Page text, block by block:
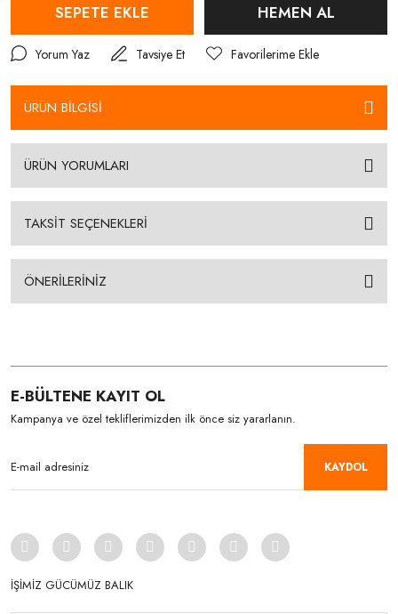
SEPETE EKLE HEMEN AL
Yorum Yaz Tavsiye Et
ÜRÜN BİLGİSİ
ÜRÜN YORUMLARI
TAKSİT SEÇENEKLERİ
ÖNERİLERİNİZ
E-BÜLTENE KAYIT OL
Kampanya ve özel tekliflerimizden ilk önce siz yararlanın.
KAYDOL
İŞİMİZ GÜCÜMÜZ BALIK